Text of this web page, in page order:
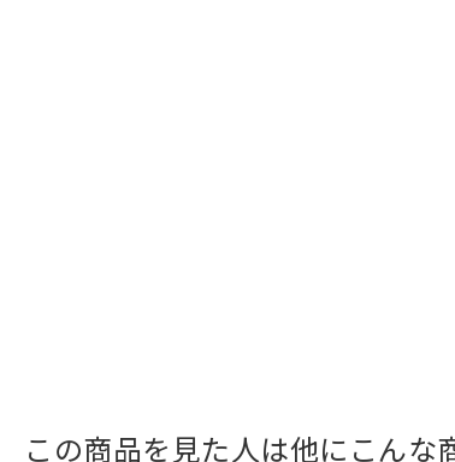
この商品を見た人は他にこんな